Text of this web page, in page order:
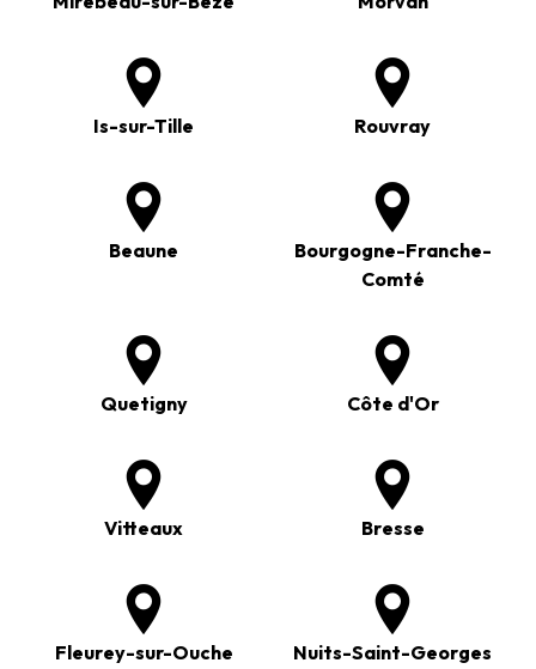
Is-sur-Tille Rouvray
Beaune
Bourgogne-Franche-
Comté
Quetigny Côte d'Or
Vitteaux Bresse
Fleurey-sur-Ouche Nuits-Saint-Georges